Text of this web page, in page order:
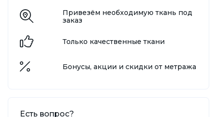
Привезём необходимую ткань под
заказ
Только качественные ткани
Бонусы, акции и скидки от метража
Есть вопрос?